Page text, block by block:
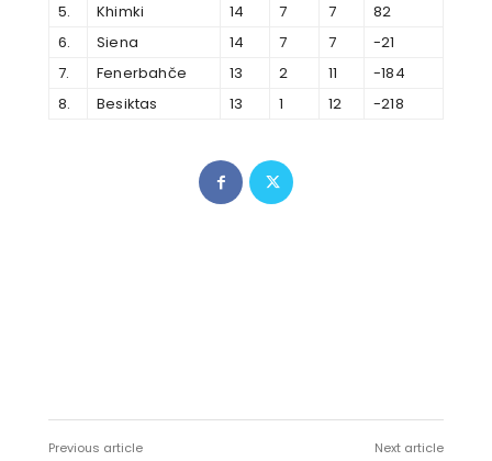
5.
Khimki 14 7 7
82
6.
Siena 14 7 7
-21
7.
Fenerbahče 13 2 11
-184
8.
Besiktas 13 1 12 -218
Previous article Next article